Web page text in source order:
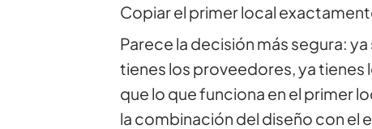
Copiar el primer local
Parece la decisión más segura:
tienes los proveedores, ya tienes
que lo que funciona en el primer
la combinación del diseño con el